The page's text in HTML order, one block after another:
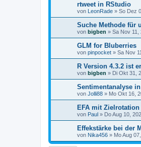
rtweet in RStudio
von LeonRade » So Dez
Suche Methode für
von bigben » Sa Nov 11,
GLM for Bluberries
von pinpocket » Sa Nov
R Version 4.3.2 ist
von bigben » Di Okt 31,
Sentimentanalyse
von Jolli88 » Mo Okt 16,
EFA mit Zielrotation
von Paul » Do Aug 10,
Effekstärke bei der
von Nika456 » Mo Aug